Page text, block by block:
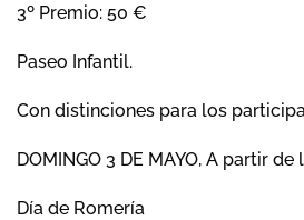
3º Premio: 50 €
Paseo Infantil.
Con distinciones para los
DOMINGO 3 DE MAYO, A partir de
Día de Romería